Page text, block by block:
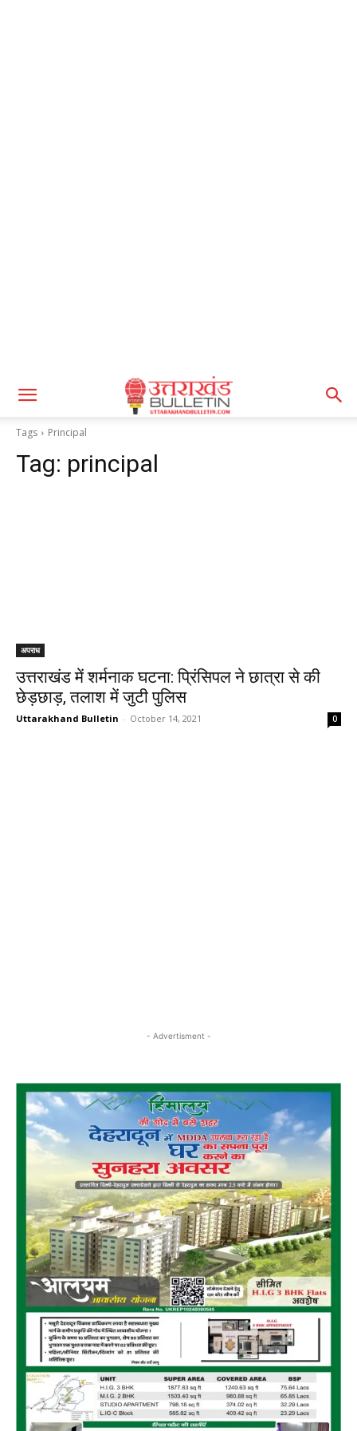
Tags Principal
Tag: principal
अपराध
उत्तराखंड में शर्मनाक घटना: प्रिंसिपल ने छात्रा से की
छेड़छाड़, तलाश में जुटी पुलिस
Uttarakhand Bulletin - October 14, 2021 0
- Advertisment -